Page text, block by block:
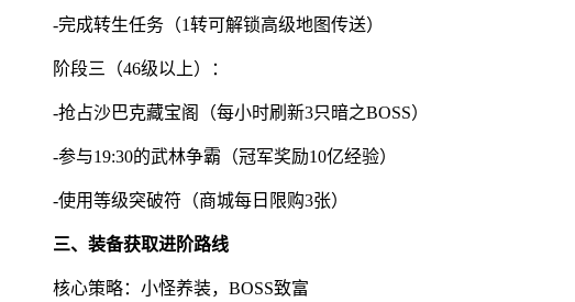
-完成转生任务（1转可解锁高级地图传送）
阶段三（46级以上）：
-抢占沙巴克藏宝阁（每小时刷新3只暗之BOSS）
-参与19:30的武林争霸（冠军奖励10亿经验）
-使用等级突破符（商城每日限购3张）
三、装备获取进阶路线
核心策略：小怪养装，BOSS致富